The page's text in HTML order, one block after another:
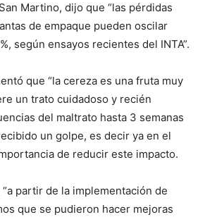
Martino, dijo que “las pérdidas
de empaque pueden oscilar
según ensayos recientes del INTA”.
que “la cereza es una fruta muy
un trato cuidadoso y recién
del maltrato hasta 3 semanas
un golpe, es decir ya en el
de reducir este impacto.
partir de la implementación de
que se pudieron hacer mejoras